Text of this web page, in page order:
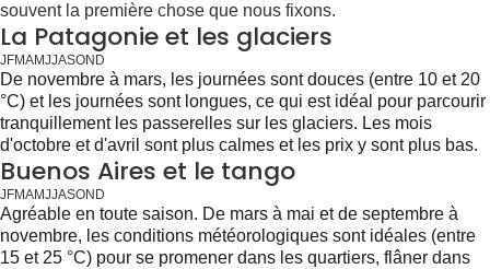
souvent la première chose que nous fixons.
La Patagonie et les glaciers
J FMAMJJASON D
De novembre à mars, les journées sont douces (entre 10 et 20
°C) et les journées sont longues, ce qui est idéal pour parcourir
tranquillement les passerelles sur les glaciers. Les mois
d'octobre et d'avril sont plus calmes et les prix y sont plus bas.
Buenos Aires et le tango
J FMAMJJASON D
Agréable en toute saison. De mars à mai et de septembre à
novembre, les conditions météorologiques sont idéales (entre
15 et 25 °C) pour se promener dans les quartiers, flâner dans